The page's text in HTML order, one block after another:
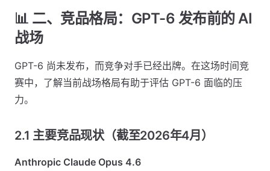
📊 二、竞品格局：GPT-6 发布前的 AI
战场
GPT-6 尚未发布，而竞争对手已经出牌。在这场时间竞
赛中，了解当前战场格局有助于评估 GPT-6 面临的压
力。
2.1 主要竞品现状（截至2026年4月）
Anthropic Claude Opus 4.6